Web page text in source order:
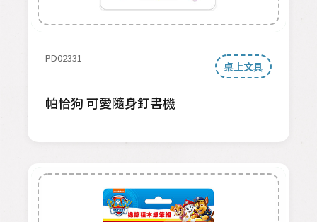
PD02331
桌上文具
帕恰狗 可愛隨身釘書機